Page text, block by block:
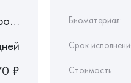
Сыворотка крови
₽
Биоматериал:
Срок
Стоимость